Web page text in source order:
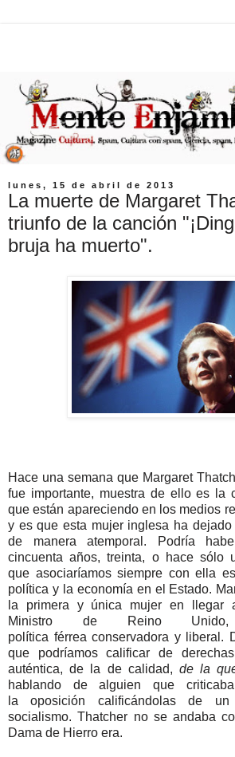
lunes, 15 de abril de 2013
La muerte de Margaret
triunfo de la canción
bruja ha muerto".
Hace una semana que Margaret
fue importante, muestra de ello es la
que están apareciendo en los medios
y es que esta mujer inglesa ha
de manera atemporal. Podría
cincuenta años, treinta, o hace sólo
que asociaríamos siempre con ella
política y la economía en el Estado.
la primera y única mujer en llegar
Ministro de Reino
política férrea conservadora y liberal.
que podríamos calificar de
auténtica, de la de calidad, de la
hablando de alguien que
la oposición calificándolas de
socialismo. Thatcher no se andaba
Dama de Hierro era.